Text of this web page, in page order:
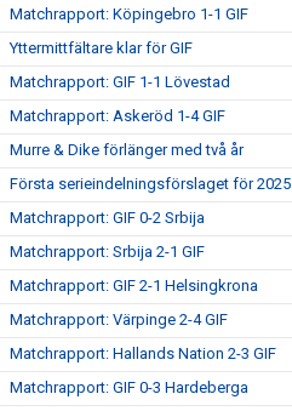
Matchrapport: Köpingebro 1-1 GIF
Yttermittfältare klar för GIF
Matchrapport: GIF 1-1 Lövestad
Matchrapport: Askeröd 1-4 GIF
Murre & Dike förlänger med två år
Första serieindelningsförslaget för 2025
Matchrapport: GIF 0-2 Srbija
Matchrapport: Srbija 2-1 GIF
Matchrapport: GIF 2-1 Helsingkrona
Matchrapport: Värpinge 2-4 GIF
Matchrapport: Hallands Nation 2-3 GIF
Matchrapport: GIF 0-3 Hardeberga